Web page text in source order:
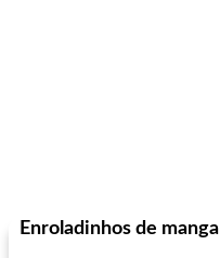
Enroladinhos de manga